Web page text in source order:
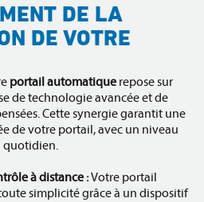
DE LA
DE VOTRE
portail automatique repose sur
de technologie avancée et de
Cette synergie garantit une
de votre portail, avec un niveau
quotidien.
à distance :Votre portail
simplicité grâce à un dispositif